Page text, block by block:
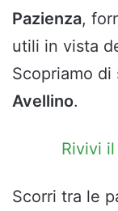
Pazienza,
utili in vista
Scopriamo di
Avellino.
Rivivi
Scorri tra le